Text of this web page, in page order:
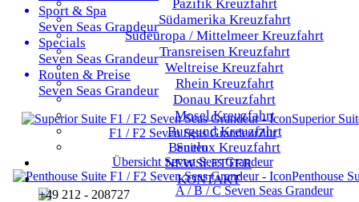
Pazifik Kreuzfahrt
Südamerika Kreuzfahrt
Südeuropa / Mittelmeer Kreuzfahrt
Transreisen Kreuzfahrt
Weltreise Kreuzfahrt
Rhein Kreuzfahrt
Donau Kreuzfahrt
MoselKreuzfahrt
BurgundKreuzfahrt
Benelux Kreuzfahrt
NEWSLETTER
KONTAKT
+49 212 - 208727
Sport & Spa
Seven Seas Grandeur
Specials
Seven Seas Grandeur
Routen & Preise
Seven Seas Grandeur
Superior
F1 / F2 Seven Seas GrandeurZur
Suiten
ÜbersichtSeven Seas Grandeur
Penthouse
A / B / C Seven Seas Grandeur